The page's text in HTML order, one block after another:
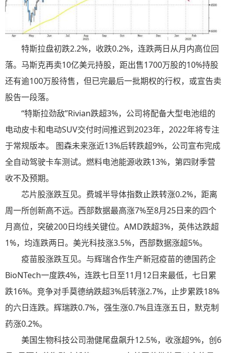
特斯拉盘初跌2.2%，收跌0.2%，连跌两日从月内高位回
落。马斯克再卖10亿美元持股，距出售1700万股的10%持股
还有逾100万股待售，但已完最后一批期权的行权，或宣告卖
股告一段落。
“特斯拉劲敌”Rivian跌超3%，公司将配备大型电池组的
电动皮卡和电动SUV交付时间推迟到2023年，2022年将专注
于常规版本。 图森未来涨近13%后转跌超9%，公司宣布完成
全自动驾驶卡车测试。燃料电池能源收跌13%，第四财季营
收不及预期。
芯片股涨跌互见。费城半导体指数止跌转涨0.2%，距离
周一所创新高不远。西部数据最高涨7%至8月25日来的四个
月高位，突破200日均线关键位。AMD跌超3%，英伟达跌超
1%，均连跌两日。美光科技涨3.5%，西部数据涨超5%。
疫苗股涨跌互见。与辉瑞合作生产新冠疫苗的德国药企
BioNTech一度跌4%，连跌七日至11月12日来最低，七日累
跌16%。竞争对手莫德纳跌超3%后转涨2.7%，止步累跌18%
的六日连跌。辉瑞跌0.7%，强生涨0.7%且连涨五日，默克制
药涨0.2%。
美国生物科技公司渤健尾盘飙升12.5%，收涨超9%，创6